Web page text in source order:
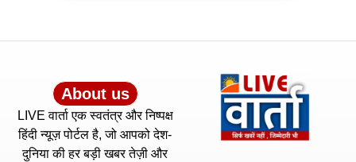
About us
LIVE वार्ता एक स्वतंत्र और निष्पक्ष
हिंदी न्यूज़ पोर्टल है, जो आपको देश-
दुनिया की हर बड़ी खबर तेज़ी और